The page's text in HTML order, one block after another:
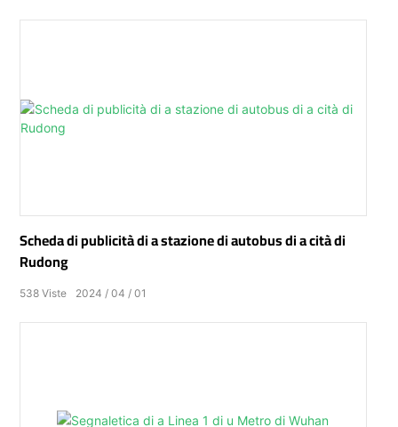
Scheda di publicità di a stazione di autobus di a cità di
Rudong
2024 04 01
538 Viste